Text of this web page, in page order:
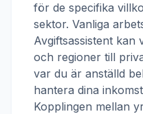
för de specifika
sektor. Vanliga
Avgiftsassistent kan
och regioner till
var du är anställd
hantera dina
Kopplingen mellan